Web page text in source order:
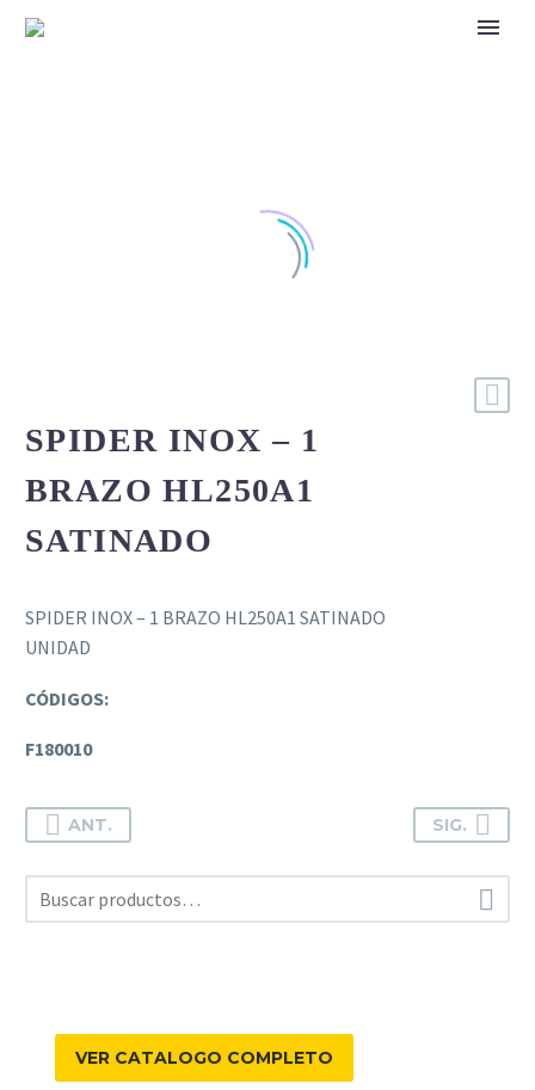
SPIDER INOX – 1
BRAZO HL250A1
SATINADO
SPIDER INOX – 1 BRAZO HL250A1 SATINADO
UNIDAD
CÓDIGOS:
F180010
ANT. SIG.

VER CATALOGO COMPLETO